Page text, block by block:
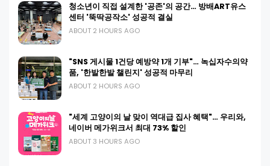
청소년이 직접 설계한 '공존'의 공간… 방배ART유스
센터 '뚝딱공작소' 성공적 결실
ABOUT 2 HOURS AGO
"SNS 게시물 1건당 예방약 1개 기부"… 녹십자수의약
품, '한발한발 챌린지' 성공적 마무리
ABOUT 2 HOURS AGO
"세계 고양이의 날 맞이 역대급 집사 혜택"… 우리와,
네이버 메가위크서 최대 73% 할인
ABOUT 3 HOURS AGO